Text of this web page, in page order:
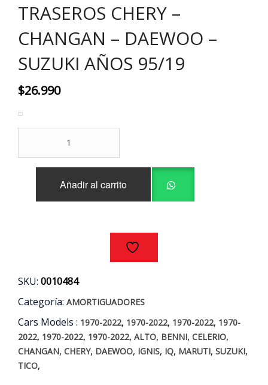
TRASEROS CHERY –
CHANGAN – DAEWOO –
SUZUKI AÑOS 95/19
$26.990
AMORTIGUADOR
TRASEROS
CHERY
cantidad
Añadir al carrito
SKU: 0010484
Categoría: AMORTIGUADORES
Cars Models : 1970-2022, 1970-2022, 1970-2022, 1970-
2022, 1970-2022, 1970-2022, ALTO, BENNI, CELERIO,
CHANGAN, CHERY, DAEWOO, IGNIS, IQ, MARUTI, SUZUKI,
TICO,